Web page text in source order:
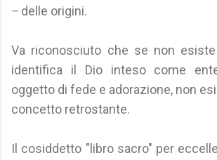
− delle origini.
Va riconosciuto che se non
identifica il Dio inteso come
oggetto di fede e adorazione, non
concetto retrostante.
Il cosiddetto "libro sacro" per